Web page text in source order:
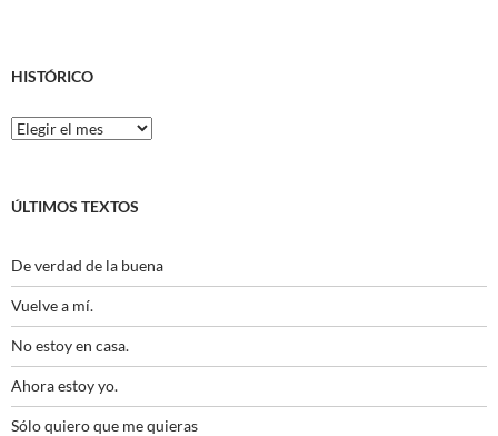
HISTÓRICO
Histórico
ÚLTIMOS TEXTOS
De verdad de la buena
Vuelve a mí.
No estoy en casa.
Ahora estoy yo.
Sólo quiero que me quieras